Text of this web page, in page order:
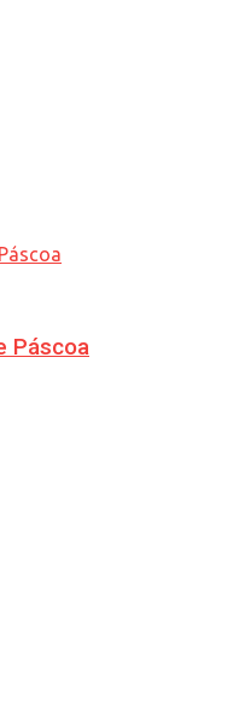
Páscoa